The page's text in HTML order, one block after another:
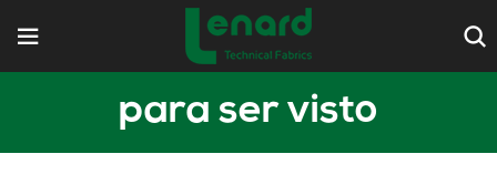
para ser visto